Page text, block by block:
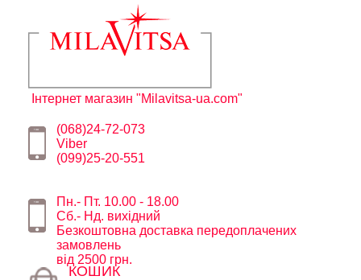
Інтернет магазин "Milavitsa-ua.com"
(068)24-72-073
Viber
(099)25-20-551
Пн.- Пт. 10.00 - 18.00
Сб.- Нд. вихідний
Безкоштовна доставка передоплачених
замовлень
від 2500 грн.
КОШИК